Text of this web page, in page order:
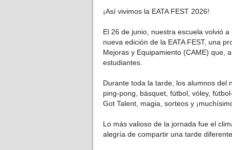
¡Así vivimos la EATA FEST 2026!
El 26 de junio, nuestra escuela volvió
nueva edición de la EATA FEST, una
Mejoras y Equipamiento (CAME) que,
estudiantes.
Durante toda la tarde, los alumnos del
ping-pong, básquet, fútbol, vóley,
Got Talent, magia, sorteos y
Lo más valioso de la jornada fue el
alegría de compartir una tarde